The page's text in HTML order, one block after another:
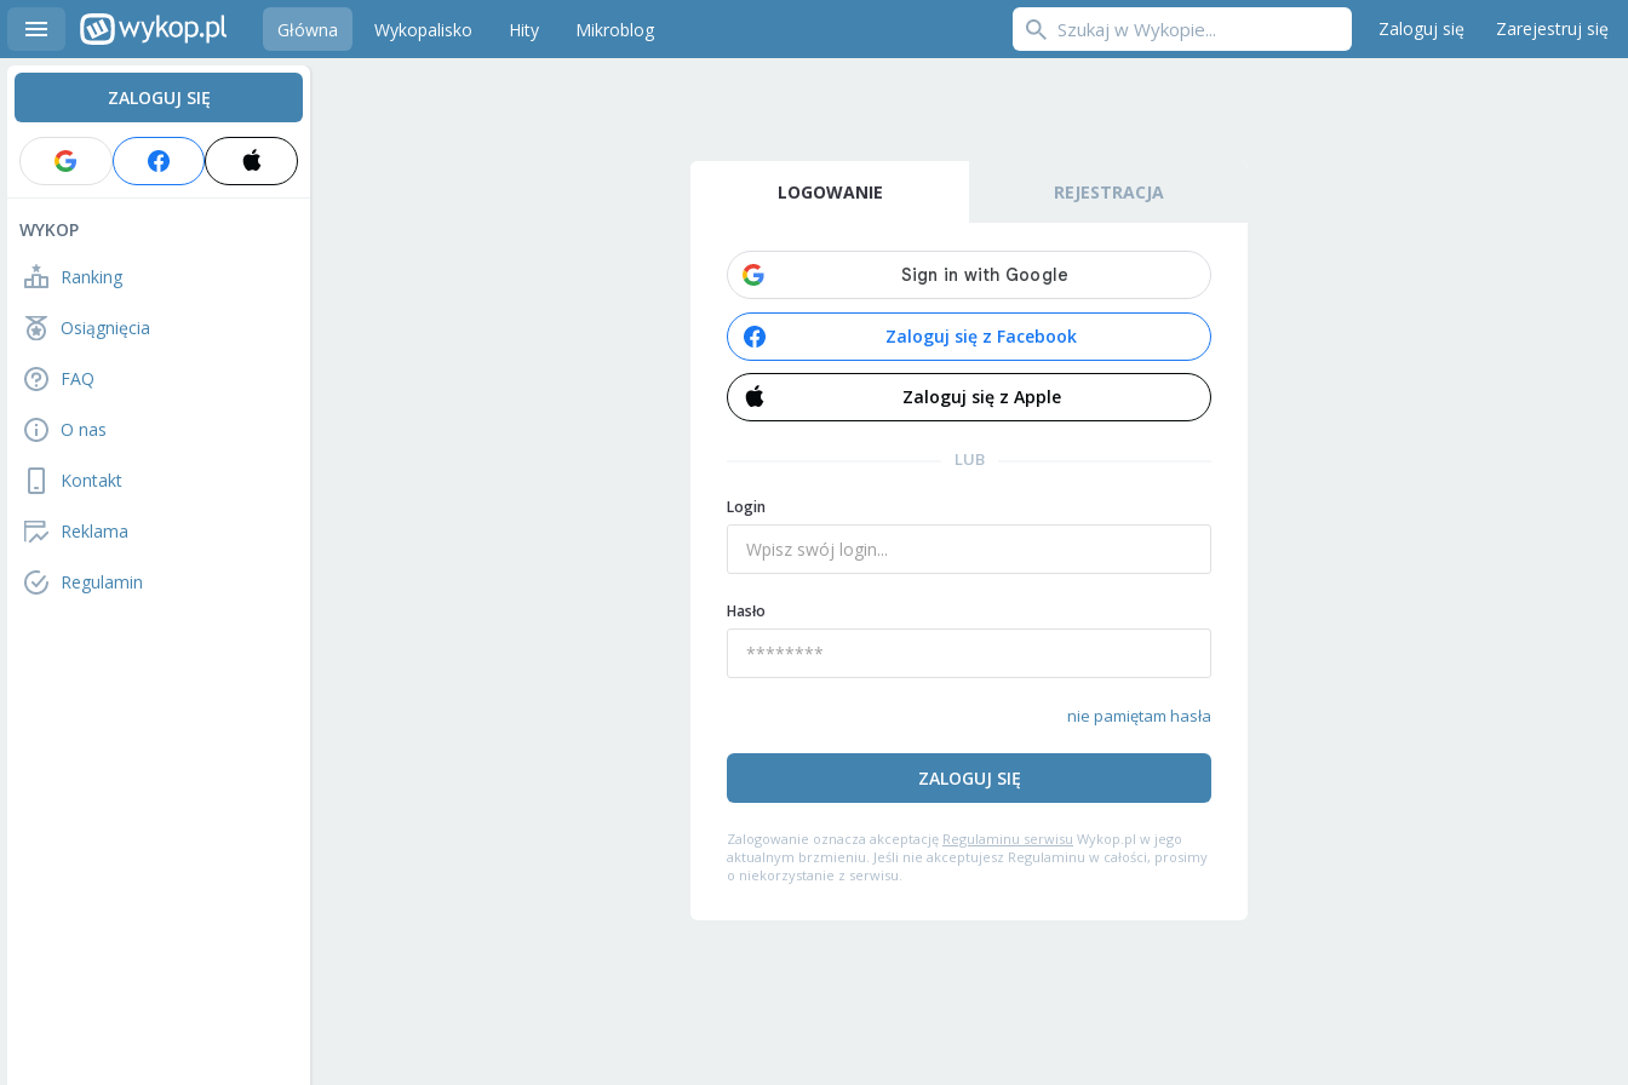
Główna Wykopalisko Hity Mikroblog Zaloguj się Zarejestruj się
ZALOGUJ SIĘ
WYKOP
Ranking
Osiągnięcia
FAQ
O nas
Kontakt
Reklama
Regulamin
LOGOWANIE REJESTRACJA
Zaloguj się z Facebook
Zaloguj się z Apple
LUB
Login
Hasło
nie pamiętam hasła
ZALOGUJ SIĘ
Zalogowanie oznacza akceptację Regulaminu serwisu Wykop.pl w jego
aktualnym brzmieniu. Jeśli nie akceptujesz Regulaminu w całości, prosimy
o niekorzystanie z serwisu.